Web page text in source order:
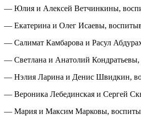
— Юлия и Алексей Ветчинкины,
— Екатерина и Олег Исаевы,
— Салимат Камбарова и Расул
— Светлана и Анатолий
— Нэлия Ларина и Денис Швидкин,
— Вероника Лебединская и Сергей
— Мария и Максим Марковы,